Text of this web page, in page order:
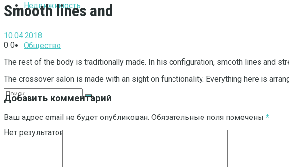
Недвижимость
Общество
Нет результатов
Smooth lines and
10.04.2018
0 0
The rest of the body is traditionally made. In his configuration, smooth lines and
The crossover salon is made with an sight on functionality. Everything here is
Добавить комментарий
Ваш адрес email не будет опубликован. Обязательные поля помечены *